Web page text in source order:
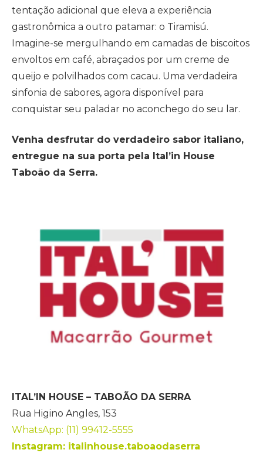
tentação adicional que eleva a experiência
gastronômica a outro patamar: o Tiramisú.
Imagine-se mergulhando em camadas de biscoitos
envoltos em café, abraçados por um creme de
queijo e polvilhados com cacau. Uma verdadeira
sinfonia de sabores, agora disponível para
conquistar seu paladar no aconchego do seu lar.
Venha desfrutar do verdadeiro sabor italiano,
entregue na sua porta pela Ital’in House
Taboão da Serra.
ITAL’IN HOUSE – TABOÃO DA SERRA
Rua Higino Angles, 153
WhatsApp: (11) 99412-5555
Instagram: italinhouse.taboaodaserra